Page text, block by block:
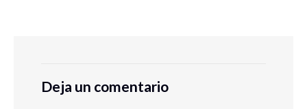
Deja un comentario